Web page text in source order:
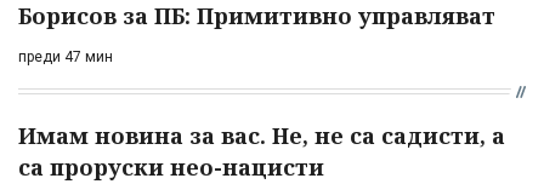
Борисов за ПБ: Примитивно управляват
преди 47 мин
Имам новина за вас. Не, не са садисти, а
са проруски нео-нацисти